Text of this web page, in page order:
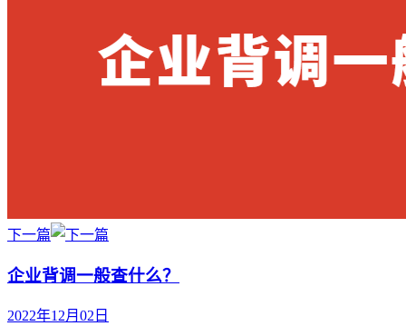
下一篇
企业背调一般查什么？
2022年12月02日